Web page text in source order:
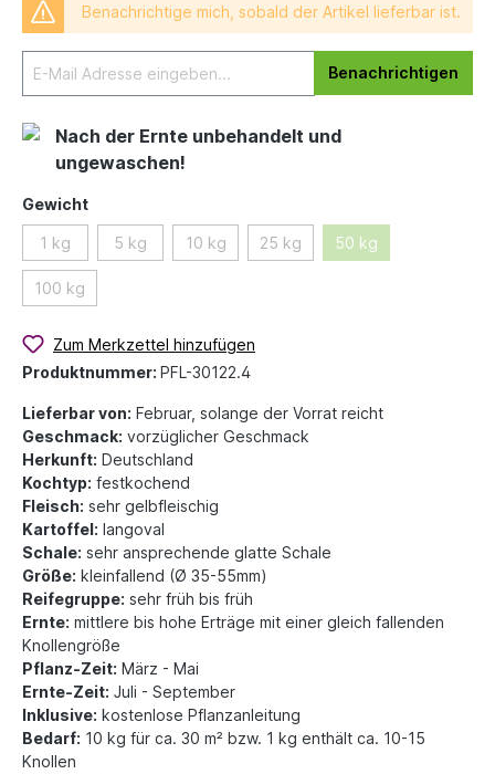
Benachrichtige mich, sobald der Artikel lieferbar ist.
Benachrichtigen
Nach der Ernte unbehandelt und
ungewaschen!
Gewicht
1 kg 5 kg 10 kg 25 kg 50 kg
100 kg
Zum Merkzettel hinzufügen
Produktnummer: PFL-30122.4
Lieferbar von: Februar, solange der Vorrat reicht
Geschmack: vorzüglicher Geschmack
Herkunft: Deutschland
Kochtyp: festkochend
Fleisch: sehr gelbfleischig
Kartoffel: langoval
Schale: sehr ansprechende glatte Schale
Größe: kleinfallend (Ø 35-55mm)
Reifegruppe: sehr früh bis früh
Ernte: mittlere bis hohe Erträge mit einer gleich fallenden
Knollengröße
Pflanz-Zeit: März - Mai
Ernte-Zeit: Juli - September
Inklusive: kostenlose Pflanzanleitung
Bedarf: 10 kg für ca. 30 m² bzw. 1 kg enthält ca. 10-15
Knollen